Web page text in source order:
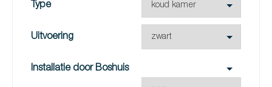
Type
Uitvoering
Installatie door Boshuis